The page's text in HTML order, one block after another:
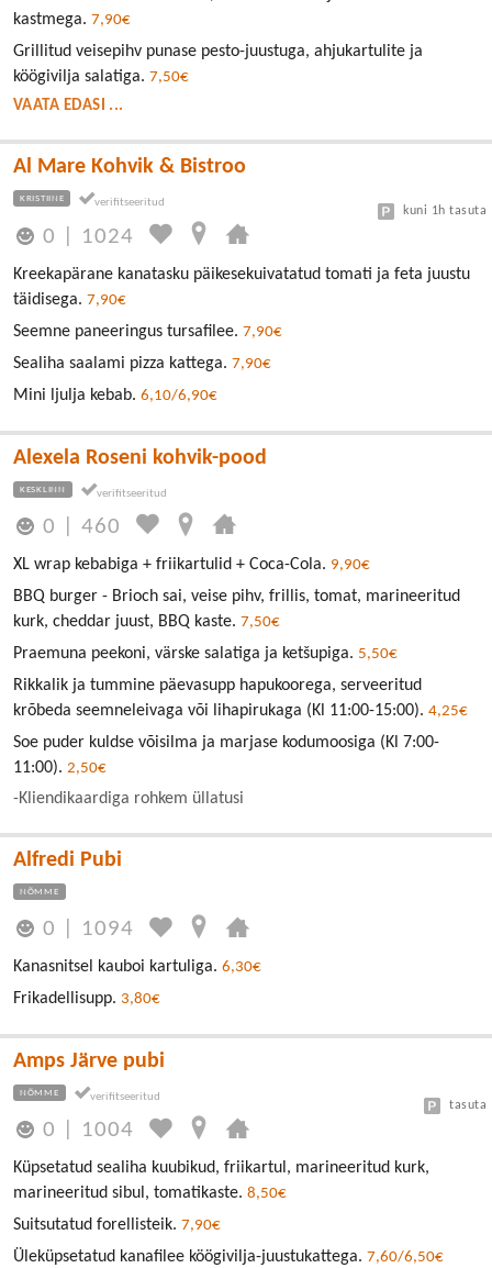
kastmega. 7,90€
Grillitud veisepihv punase pesto-juustuga, ahjukartulite ja
köögivilja salatiga. 7,50€
VAATA EDASI ...
Al Mare Kohvik & Bistroo
KRISTIINE
0 1024
kuni 1h tasuta
Kreekapärane kanatasku päikesekuivatatud tomati ja feta juustu
täidisega. 7,90€
Seemne paneeringus tursafilee. 7,90€
Sealiha saalami pizza kattega. 7,90€
Mini ljulja kebab. 6,10/6,90€
Alexela Roseni kohvik-pood
KESKLINN
0 |460
XL wrap kebabiga + friikartulid + Coca-Cola. 9,90€
BBQ burger - Brioch sai, veise pihv, frillis, tomat, marineeritud
kurk, cheddar juust, BBQ kaste. 7,50€
Praemuna peekoni, värske salatiga ja ketšupiga. 5,50€
Rikkalik ja tummine päevasupp hapukoorega, serveeritud
krõbeda seemneleivaga või lihapirukaga (Kl 11:00-15:00). 4,25€
Soe puder kuldse võisilma ja marjase kodumoosiga (Kl 7:00-
11:00). 2,50€
-Kliendikaardiga rohkem üllatusi
Alfredi Pubi
NÕMME
0 1094
Kanasnitsel kauboi kartuliga. 6,30€
Frikadellisupp. 3,80€
Amps Järve pubi
NÕMME
0 1004
tasuta
Küpsetatud sealiha kuubikud, friikartul, marineeritud kurk,
marineeritud sibul, tomatikaste. 8,50€
Suitsutatud forellisteik. 7,90€
Üleküpsetatud kanafilee köögivilja-juustukattega. 7,60/6,50€